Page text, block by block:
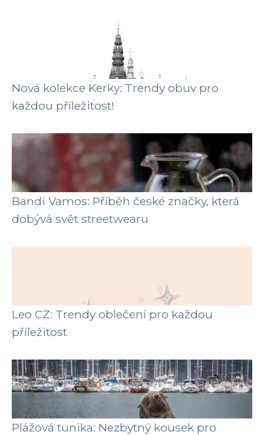
Nová kolekce Kerky: Trendy obuv pro
každou příležitost!
Bandi Vamos: Příběh české značky, která
dobývá svět streetwearu
Leo CZ: Trendy oblečení pro každou
příležitost
Plážová tunika: Nezbytný kousek pro